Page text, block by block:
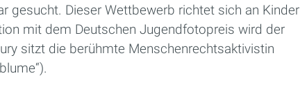
gesucht. Dieser Wettbewerb richtet sich an Kinder
mit dem Deutschen Jugendfotopreis wird der
sitzt die berühmte Menschenrechtsaktivistin